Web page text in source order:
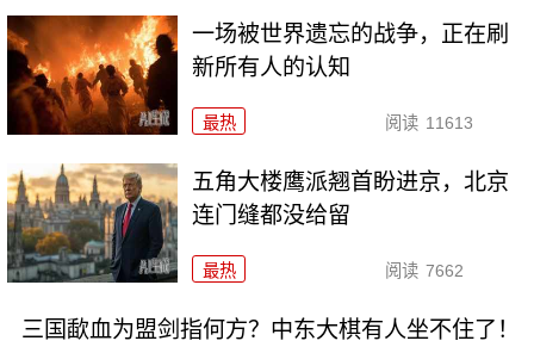
一场被世界遗忘的战争，正在刷
新所有人的认知
最热 阅读 11613
五角大楼鹰派翘首盼进京，北京
连门缝都没给留
最热 阅读 7662
三国歃血为盟剑指何方？中东大棋有人坐不住了！